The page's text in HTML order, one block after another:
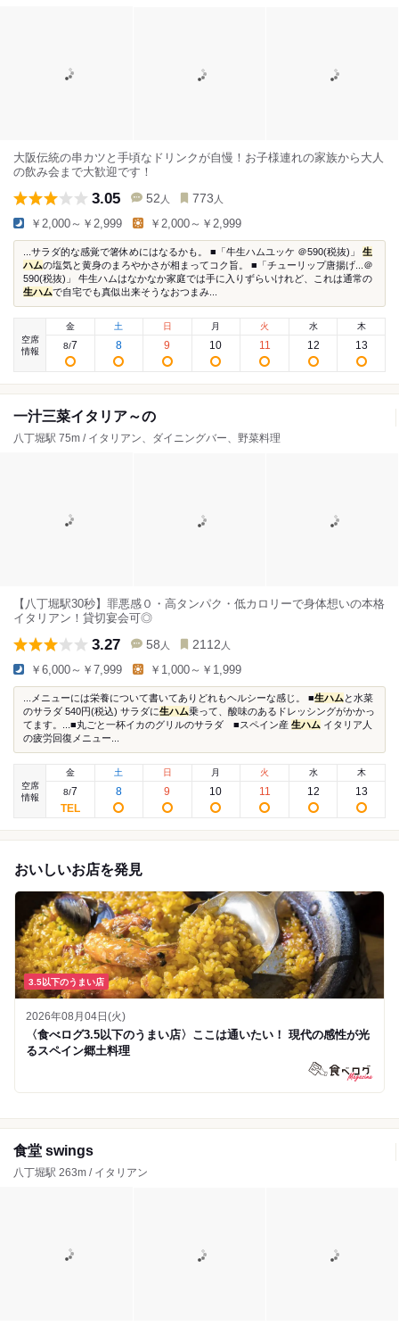
大阪伝統の串カツと手頃なドリンクが自慢！お子様連れの家族から大人
の飲み会まで大歓迎です！
3.05 52 人 773 人
￥2,000～￥2,999 ￥2,000～￥2,999
...サラダ的な感覚で箸休めにはなるかも。 ■「牛生ハムユッケ ＠590(税抜)」 生
ハムの塩気と黄身のまろやかさが相まってコク旨。 ■「チューリップ唐揚げ...＠
590(税抜)」 牛生ハムはなかなか家庭では手に入りずらいけれど、これは通常の
生ハムで自宅でも真似出来そうなおつまみ...
空席
情報
金
8/7
土
8
日
9
月
10
火
11
水
12
木
13
一汁三菜イタリア～の
八丁堀駅 75m / イタリアン、ダイニングバー、野菜料理
【八丁堀駅30秒】罪悪感０・高タンパク・低カロリーで身体想いの本格
イタリアン！貸切宴会可◎
3.27 58 人 2112 人
￥6,000～￥7,999 ￥1,000～￥1,999
...メニューには栄養について書いてありどれもヘルシーな感じ。 ■生ハム と水菜
のサラダ 540円(税込) サラダに生ハム乗って、酸味のあるドレッシングがかかっ
てます。...■丸ごと一杯イカのグリルのサラダ ■スペイン産 生ハム イタリア人
の疲労回復メニュー...
空席
情報
金
8/7
土
8
日
9
月
10
火
11
水
12
木
13
おいしいお店を発見
3.5以下のうまい店
2026年08月04日(火)
〈食べログ3.5以下のうまい店〉ここは通いたい！ 現代の感性が光
るスペイン郷土料理
食堂 swings
八丁堀駅 263m / イタリアン